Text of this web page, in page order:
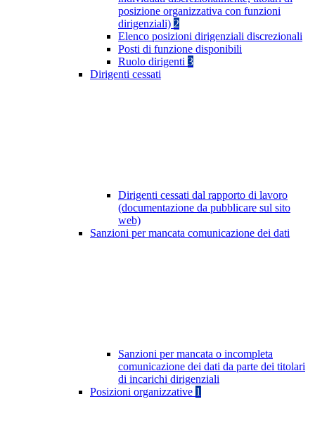
posizione organizzativa con funzioni
dirigenziali) 2
Elenco posizioni dirigenziali discrezionali
Posti di funzione disponibili
Ruolo dirigenti 3
Dirigenti cessati
Dirigenti cessati dal rapporto di lavoro
(documentazione da pubblicare sul sito
web)
Sanzioni per mancata comunicazione dei dati
Sanzioni per mancata o incompleta
comunicazione dei dati da parte dei titolari
di incarichi dirigenziali
Posizioni organizzative 1